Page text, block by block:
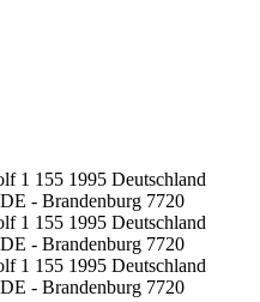
für Events
–
und